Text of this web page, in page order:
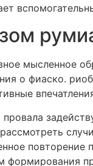
мысленное
о фиаско.
повторение
формирования